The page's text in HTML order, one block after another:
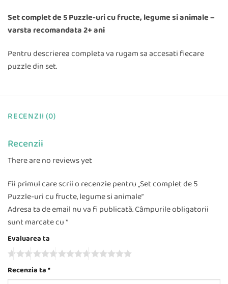
Set complet de 5 Puzzle-uri cu fructe, legume si animale –
varsta recomandata 2+ ani
Pentru descrierea completa va rugam sa accesati fiecare
puzzle din set.
RECENZII (0)
Recenzii
There are no reviews yet
Fii primul care scrii o recenzie pentru „Set complet de 5
Puzzle-uri cu fructe, legume si animale”
Adresa ta de email nu va fi publicată.Câmpurile obligatorii
sunt marcate cu*
Evaluarea ta
Recenzia ta*